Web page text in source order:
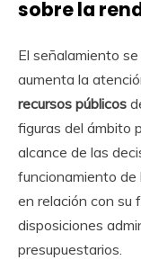
sobre la
El señalamiento
aumenta la
recursos públicos
figuras del ámbito
alcance de las
funcionamiento de
en relación con su
disposiciones
presupuestarios.